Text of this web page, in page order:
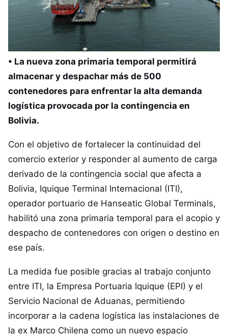
• La nueva zona primaria temporal permitirá
almacenar y despachar más de 500
contenedores para enfrentar la alta demanda
logística provocada por la contingencia en
Bolivia.
Con el objetivo de fortalecer la continuidad del
comercio exterior y responder al aumento de carga
derivado de la contingencia social que afecta a
Bolivia, Iquique Terminal Internacional (ITI),
operador portuario de Hanseatic Global Terminals,
habilitó una zona primaria temporal para el acopio y
despacho de contenedores con origen o destino en
ese país.
La medida fue posible gracias al trabajo conjunto
entre ITI, la Empresa Portuaria Iquique (EPI) y el
Servicio Nacional de Aduanas, permitiendo
incorporar a la cadena logística las instalaciones de
la ex Marco Chilena como un nuevo espacio